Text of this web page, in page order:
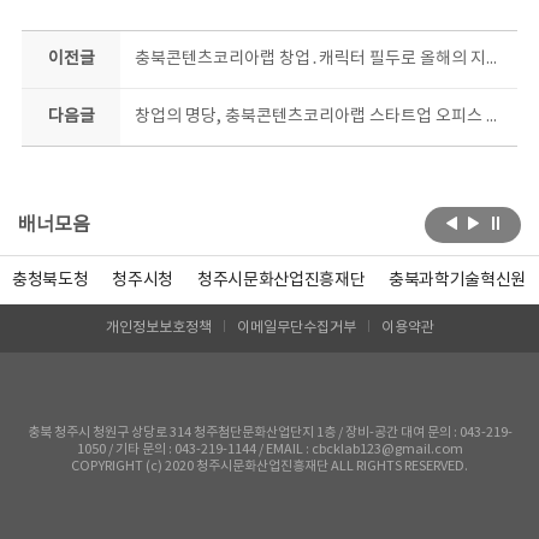
이전글 충북콘텐츠코리아랩 창업․캐릭터 필두로 올해의 지원사업 개시
다음글 창업의 명당, 충북콘텐츠코리아랩 스타트업 오피스 무료 분양
배너모음
충청북도청 청주시청 청주시문화산업진흥재단 충북과학기술혁신원
개인정보보호정책 이메일무단수집거부 이용약관
충북 청주시 청원구 상당로 314 청주첨단문화산업단지 1층 / 장비-공간 대여 문의 : 043-219-
1050 / 기타 문의 : 043-219-1144 / EMAIL : cbcklab123@gmail.com
COPYRIGHT (c) 2020 청주시문화산업진흥재단 ALL RIGHTS RESERVED.